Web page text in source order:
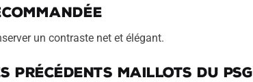
un contraste net et élégant.
précédents maillots du PSG